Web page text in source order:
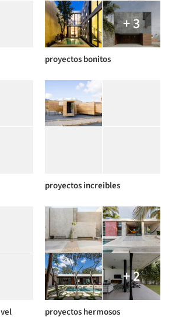
+ 3
proyectos bonitos
proyectos increibles
+ 2
proyectos hermosos